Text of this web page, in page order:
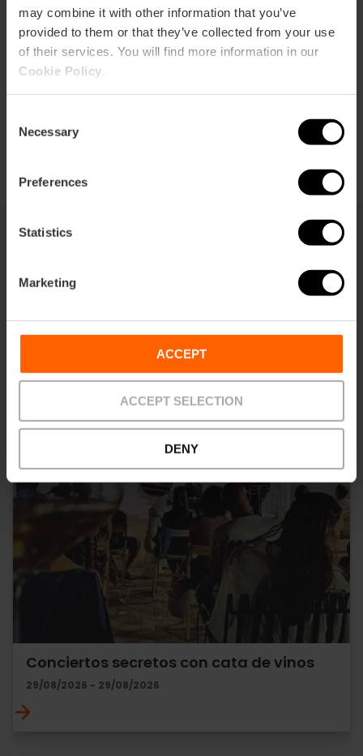
may combine it with other information that you’ve
provided to them or that they’ve collected from your use
of their services. You will find more information in our
Cookie Policy
Selection
Necessary
Preferences
Statistics
Marketing
ACCEPT
ACCEPT SELECTION
DENY
Cómo llegar
Conciertos secretos con cata de vinos
29/08/2026 - 29/08/2026